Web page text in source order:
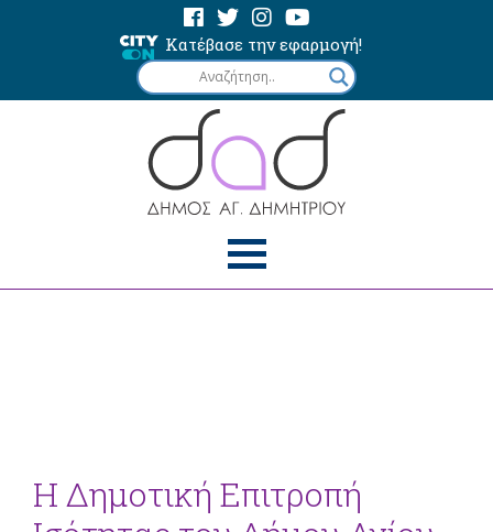
Κατέβασε την εφαρμογή!
Η Δημοτική Επιτροπή